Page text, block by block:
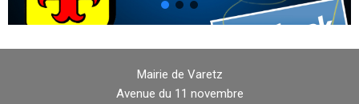
Mairie de Varetz
Avenue du 11 novembre